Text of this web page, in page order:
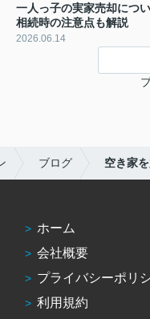
一人っ子の実家売却につい
相続時の注意点も解説
2026.06.14
ブログ 空き家
ホーム
会社概要
プライバシーポリ
利用規約